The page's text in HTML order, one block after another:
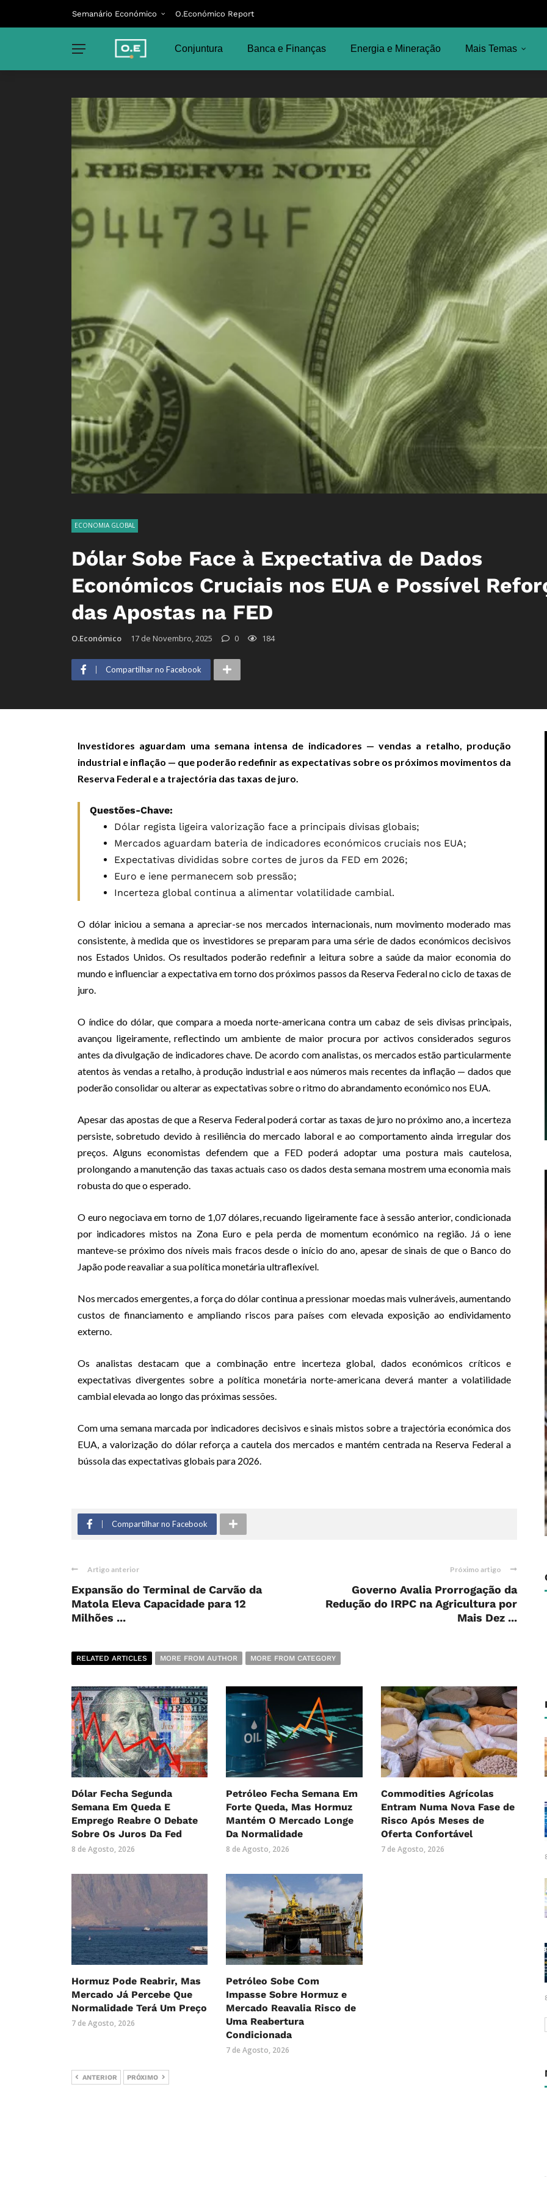
Semanário Económico O.Económico Report
Conjuntura Banca e Finanças Energia e Mineração Mais Temas
ECONOMIA GLOBAL
Dólar Sobe Face à Expectativa de Dados
Económicos Cruciais nos EUA e Possível
das Apostas na FED
O.Económico 17 de Novembro, 2025 0 184
Compartilhar no Facebook
Investidores aguardam uma semana intensa de indicadores — vendas a retalho, produção
industrial e inflação — que poderão redefinir as expectativas sobre os próximos movimentos da
Reserva Federal e a trajectória das taxas de juro.
Questões-Chave:
Dólar regista ligeira valorização face a principais divisas globais;
Mercados aguardam bateria de indicadores económicos cruciais nos EUA;
Expectativas divididas sobre cortes de juros da FED em 2026;
Euro e iene permanecem sob pressão;
Incerteza global continua a alimentar volatilidade cambial.
O dólar iniciou a semana a apreciar-se nos mercados internacionais, num movimento moderado mas
consistente, à medida que os investidores se preparam para uma série de dados económicos decisivos
nos Estados Unidos. Os resultados poderão redefinir a leitura sobre a saúde da maior economia do
mundo e influenciar a expectativa em torno dos próximos passos da Reserva Federal no ciclo de taxas de
juro.
O índice do dólar, que compara a moeda norte-americana contra um cabaz de seis divisas principais,
avançou ligeiramente, reflectindo um ambiente de maior procura por activos considerados seguros
antes da divulgação de indicadores chave. De acordo com analistas, os mercados estão particularmente
atentos às vendas a retalho, à produção industrial e aos números mais recentes da inflação — dados que
poderão consolidar ou alterar as expectativas sobre o ritmo do abrandamento económico nos EUA.
Apesar das apostas de que a Reserva Federal poderá cortar as taxas de juro no próximo ano, a incerteza
persiste, sobretudo devido à resiliência do mercado laboral e ao comportamento ainda irregular dos
preços. Alguns economistas defendem que a FED poderá adoptar uma postura mais cautelosa,
prolongando a manutenção das taxas actuais caso os dados desta semana mostrem uma economia mais
robusta do que o esperado.
O euro negociava em torno de 1,07 dólares, recuando ligeiramente face à sessão anterior, condicionada
por indicadores mistos na Zona Euro e pela perda de momentum económico na região. Já o iene
manteve-se próximo dos níveis mais fracos desde o início do ano, apesar de sinais de que o Banco do
Japão pode reavaliar a sua política monetária ultraflexível.
Nos mercados emergentes, a força do dólar continua a pressionar moedas mais vulneráveis, aumentando
custos de financiamento e ampliando riscos para países com elevada exposição ao endividamento
externo.
Os analistas destacam que a combinação entre incerteza global, dados económicos críticos e
expectativas divergentes sobre a política monetária norte-americana deverá manter a volatilidade
cambial elevada ao longo das próximas sessões.
Com uma semana marcada por indicadores decisivos e sinais mistos sobre a trajectória económica dos
EUA, a valorização do dólar reforça a cautela dos mercados e mantém centrada na Reserva Federal a
bússola das expectativas globais para 2026.
Compartilhar no Facebook
Artigo anterior
Expansão do Terminal de Carvão da
Matola Eleva Capacidade para 12
Milhões ...
Próximo artigo
Governo Avalia Prorrogação da
Redução do IRPC na Agricultura por
Mais Dez ...
RELATED ARTICLES MORE FROM AUTHOR MORE FROM CATEGORY
Dólar Fecha Segunda
Semana Em Queda E
Emprego Reabre O Debate
Sobre Os Juros Da Fed
8 de Agosto, 2026
Petróleo Fecha Semana Em
Forte Queda, Mas Hormuz
Mantém O Mercado Longe
Da Normalidade
8 de Agosto, 2026
Commodities Agrícolas
Entram Numa Nova Fase de
Risco Após Meses de
Oferta Confortável
7 de Agosto, 2026
Hormuz Pode Reabrir, Mas
Mercado Já Percebe Que
Normalidade Terá Um Preço
7 de Agosto, 2026
Petróleo Sobe Com
Impasse Sobre Hormuz e
Mercado Reavalia Risco de
Uma Reabertura
Condicionada
7 de Agosto, 2026
ANTERIOR PRÓXIMO